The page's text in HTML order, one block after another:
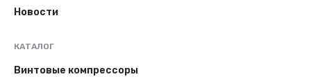
Новости
КАТАЛОГ
Винтовые компрессоры